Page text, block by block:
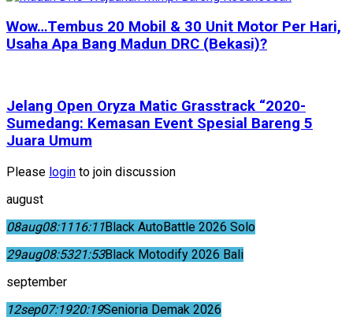
Wow…Tembus 20 Mobil & 30 Unit Motor Per Hari,
Usaha Apa Bang Madun DRC (Bekasi)?
Jelang Open Oryza Matic Grasstrack “2020-
Sumedang: Kemasan Event Spesial Bareng 5
Juara Umum
Please login to join discussion
august
08aug08:1116:11Black AutoBattle 2026 Solo
29aug08:5321:53Black Motodify 2026 Bali
september
12sep07:1920:19Senioria Demak 2026